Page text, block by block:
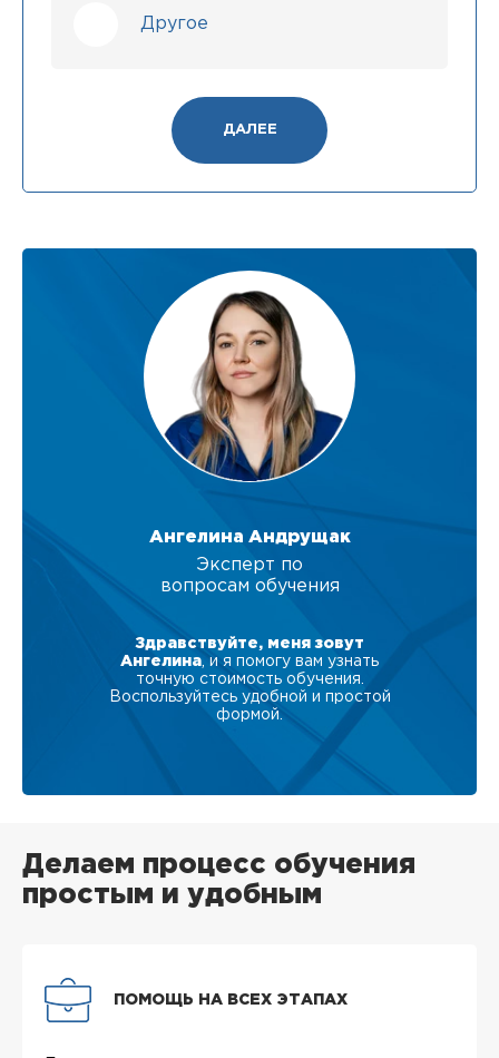
Другое
ДАЛЕЕ
Ангелина Андрущак
Эксперт по
вопросам обучения
Здравствуйте, меня зовут
Ангелина , и я помогу вам узнать
точную стоимость обучения.
Воспользуйтесь удобной и простой
формой.
Делаем процесс обучения
простым и удобным
ПОМОЩЬ НА ВСЕХ ЭТАПАХ